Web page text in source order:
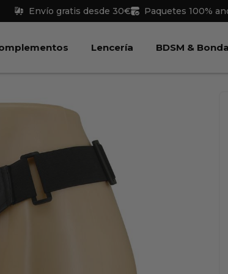
Envío gratis desde 30€ Paquetes 100%
Juguetes Abrir Complementos
Lencería Abrir Lencería
BDSM &